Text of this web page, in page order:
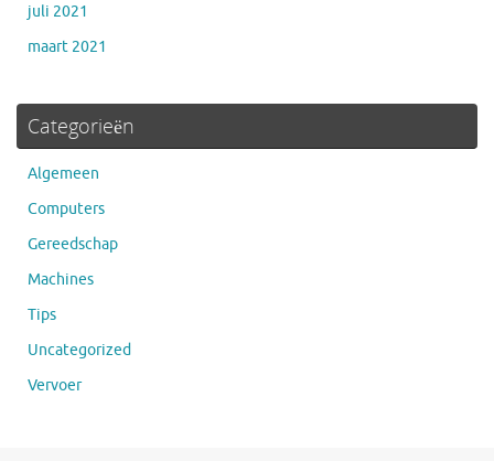
juli 2021
maart 2021
Categorieën
Algemeen
Computers
Gereedschap
Machines
Tips
Uncategorized
Vervoer